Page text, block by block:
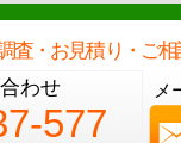
査・お見積り・ご
わせ
577
メ
相談 [8時～18時まで
937-577